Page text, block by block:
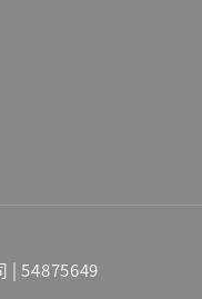
| 54875649